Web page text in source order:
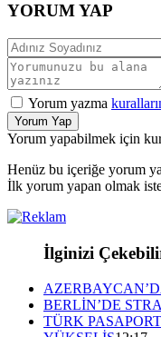
YORUM YAP
Yorum yazma
Yorum Yap
Yorum yapabilmek için
Henüz bu içeriğe yorum
İlk yorum yapan olmak
İlginizi
BERLİN’DE
TÜRK